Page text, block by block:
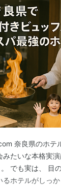
奈良県のホテ
たいな本格実
でも実は、 目
ホテルがしっか